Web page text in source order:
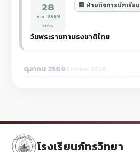
28
ก.ย. 2569
MON
🏢 ฝ่ายกิจการนักเรียน
วันพระราชทานธงชาติไทย
ตุลาคม 2569October 2026
โรงเรียนภัทรวิทยา